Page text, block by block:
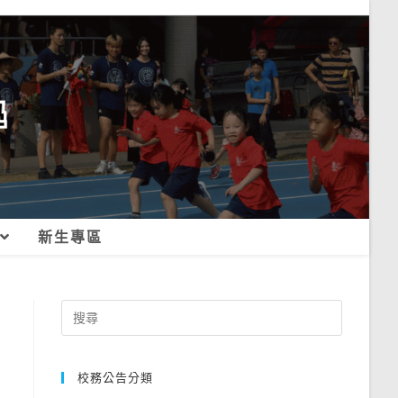
新生專區
Search
for:
校務公告分類